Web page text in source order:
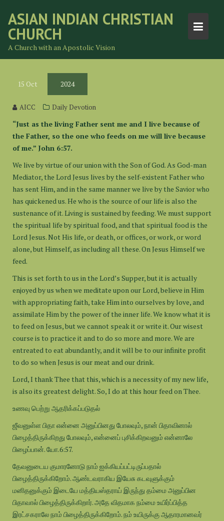
content
ASIAN INDIAN CHRISTIAN
CHURCH
A Church with an Apostolic Vision
15 Oct 2024
AICC Daily Devotion
“Just as the living Father sent me and I live because of
the Father, so the one who feeds on me will live because
of me.” John 6:57.
We live by virtue of our union with the Son of God. As God-man
Mediator, the Lord Jesus lives by the self-existent Father who
has sent Him, and in the same manner we live by the Savior who
has quickened us. He who is the source of our life is also the
sustenance of it. Living is sustained by feeding. We must support
the spiritual life by spiritual food, and that spiritual food is the
Lord Jesus. Not His life, or death, or offices, or work, or word
alone, but Himself, as including all these. On Jesus Himself we
feed.
This is set forth to us in the Lord’s Supper, but it is actually
enjoyed by us when we meditate upon our Lord, believe in Him
with appropriating faith, take Him into ourselves by love, and
assimilate Him by the power of the inner life. We know what it is
to feed on Jesus, but we cannot speak it or write it. Our wisest
course is to practice it and to do so more and more. We are
entreated to eat abundantly, and it will be to our infinite profit
to do so when Jesus is our meat and our drink.
Lord, I thank Thee that this, which is a necessity of my new life,
is also its greatest delight. So, I do at this hour feed on Thee.
உணவு பெற்று ஆதரிக்கப்படுதல்
ஜீவனுள்ள பிதா என்னை அனுப்பினது போலவும், நான் பிதாவினால்
பிழைத்திருக்கிறது போலவும், என்னைப் புசிக்கிறவனும் என்னாலே
பிழைப்பான். யோ.6:57.
தேவனுடைய குமாரனோடு நாம் ஐக்கியப்பட்டிருப்பதால்
பிழைத்திருக்கிறோம். ஆண்டவராகிய இயேசு கடவுளுக்கும்
மனிதனுக்கும் இடையே மத்தியஸ்தராய் இருந்து தம்மை அனுப்பின
பிதாவால் பிழைத்திருக்கிறார். அதே விதமாக நம்மை உயிர்ப்பித்த
இரட்சகராலே நாம் பிழைத்திருக்கிறோம். நம் உயிருக்கு ஆதாரமானவர்